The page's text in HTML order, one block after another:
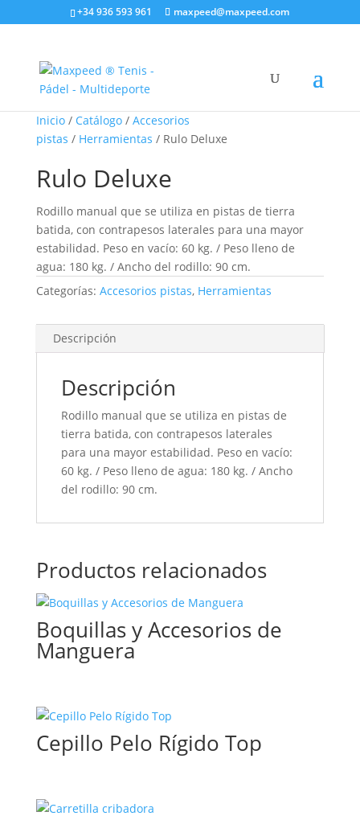
+34 936 593 961 maxpeed@maxpeed.com
Inicio/ Catálogo/ Accesorios
pistas / Herramientas / Rulo Deluxe
Rulo Deluxe
Rodillo manual que se utiliza en pistas de tierra
batida, con contrapesos laterales para una mayor
estabilidad. Peso en vacío: 60 kg. / Peso lleno de
agua: 180 kg. / Ancho del rodillo: 90 cm.
Categorías: Accesorios pistas, Herramientas
Descripción
Descripción
Rodillo manual que se utiliza en pistas de
tierra batida, con contrapesos laterales
para una mayor estabilidad. Peso en vacío:
60 kg. / Peso lleno de agua: 180 kg. / Ancho
del rodillo: 90 cm.
Productos relacionados
Boquillas y Accesorios de
Manguera
Cepillo Pelo Rígido Top